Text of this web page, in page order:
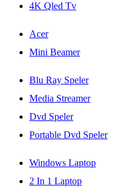
4K Qled Tv
Acer
Mini Beamer
Blu Ray Speler
Media Streamer
Dvd Speler
Portable Dvd Speler
Windows Laptop
2 In 1 Laptop